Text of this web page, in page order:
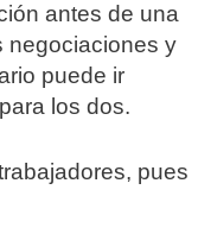
antes de una
negociaciones y
puede ir
los dos.
pues